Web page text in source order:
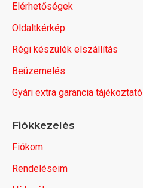
Elérhetőségek
Oldaltkérkép
Régi készülék elszállítás
Beüzemelés
Gyári extra garancia tájékoztató
Fiókkezelés
Fiókom
Rendeléseim